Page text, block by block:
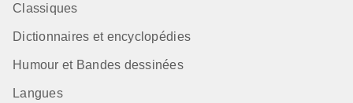
Classiques
Dictionnaires et encyclopédies
Humour et Bandes dessinées
Langues